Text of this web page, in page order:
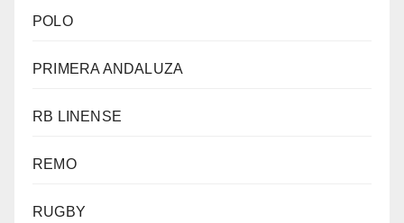
POLO
PRIMERA ANDALUZA
RB LINENSE
REMO
RUGBY